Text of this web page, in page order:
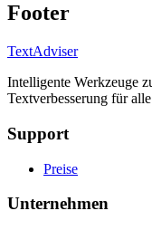
Footer
TextAdviser
Intelligente Werkzeuge
Textverbesserung für
Support
Preise
Unternehmen